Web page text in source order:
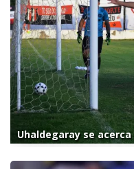
Uhaldegaray se